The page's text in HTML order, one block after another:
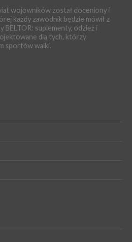
wojowników został doceniony i
każdy zawodnik będzie mówił z
BELTOR: suplementy, odzież i
dla tych, którzy
sportów walki.